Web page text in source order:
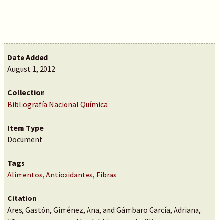
Date Added
August 1, 2012
Collection
Bibliografía Nacional Química
Item Type
Document
Tags
Alimentos, Antioxidantes, Fibras
Citation
Ares, Gastón, Giménez, Ana, and Gámbaro García, Adriana,